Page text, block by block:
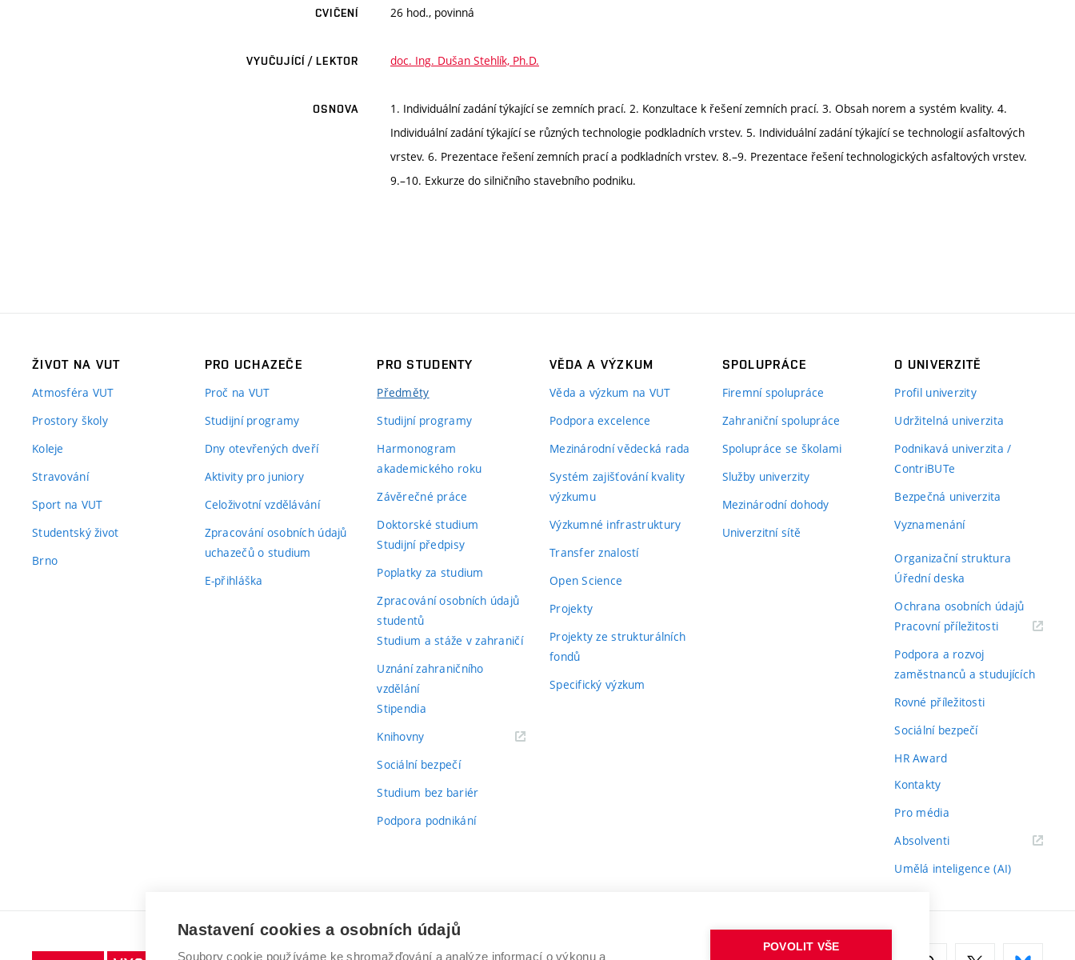
CVIČENÍ 26 hod., povinná
VYUČUJÍCÍ / LEKTOR doc. Ing. Dušan Stehlík, Ph.D.
OSNOVA
1. Individuální zadání týkající se zemních prací. 2. Konzultace k řešení zemních prací. 3. Obsah norem a systém kvality. 4.
Individuální zadání týkající se různých technologie podkladních vrstev. 5. Individuální zadání týkající se technologií asfaltových
vrstev. 6. Prezentace řešení zemních prací a podkladních vrstev. 8.–9. Prezentace řešení technologických asfaltových vrstev.
9.–10. Exkurze do silničního stavebního podniku.
ŽIVOT NA VUT
Atmosféra VUT
Prostory školy
Koleje
Stravování
Sport na VUT
Studentský život
Brno
PRO UCHAZEČE
Proč na VUT
Studijní programy
Dny otevřených dveří
Aktivity pro juniory
Celoživotní vzdělávání
Zpracování osobních údajů
uchazečů o studium
E-přihláška
PRO STUDENTY
Předměty
Studijní programy
Harmonogram
akademického roku
Závěrečné práce
Doktorské studium
Studijní předpisy
Poplatky za studium
Zpracování osobních údajů
studentů
Studium a stáže v zahraničí
Uznání zahraničního
vzdělání
Stipendia
Knihovny(externí
Sociální bezpečí
Studium bez bariér
Podpora podnikání
VĚDA A VÝZKUM
Věda a výzkum na VUT
Podpora excelence
Mezinárodní vědecká rada
Systém zajišťování kvality
výzkumu
Výzkumné infrastruktury
Transfer znalostí
Open Science
Projekty
Projekty ze strukturálních
fondů
Specifický výzkum
SPOLUPRÁCE
Firemní spolupráce
Zahraniční spolupráce
Spolupráce se školami
Služby univerzity
Mezinárodní dohody
Univerzitní sítě
O UNIVERZITĚ
Profil univerzity
Udržitelná univerzita
Podnikavá univerzita /
ContriBUTe
Bezpečná univerzita
Vyznamenání
Organizační struktura
Úřední deska
Ochrana osobních údajů
Pracovní příležitosti(externí
Podpora a rozvoj
zaměstnanců a studujících
Rovné příležitosti
Sociální bezpečí
HR Award
Kontakty
Pro média
Absolventi(externí
Umělá inteligence (AI)
Nastavení cookies a osobních údajů
Soubory cookie používáme ke shromažďování a analýze informací o výkonu a
POVOLIT VŠE